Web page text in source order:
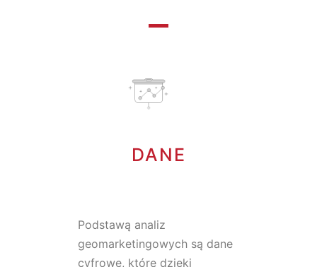
DANE
Podstawą analiz
geomarketingowych są dane
cyfrowe, które dzięki